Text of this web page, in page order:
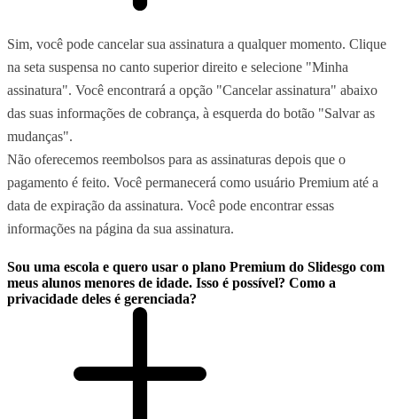
Sim, você pode cancelar sua assinatura a qualquer momento. Clique
na seta suspensa no canto superior direito e selecione "Minha
assinatura". Você encontrará a opção "Cancelar assinatura" abaixo
das suas informações de cobrança, à esquerda do botão "Salvar as
mudanças".
Não oferecemos reembolsos para as assinaturas depois que o
pagamento é feito. Você permanecerá como usuário Premium até a
data de expiração da assinatura. Você pode encontrar essas
informações na página da sua assinatura.
Sou uma escola e quero usar o plano Premium do Slidesgo com
meus alunos menores de idade. Isso é possível? Como a
privacidade deles é gerenciada?